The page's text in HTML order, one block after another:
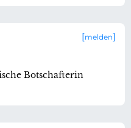
melden
Botschafterin